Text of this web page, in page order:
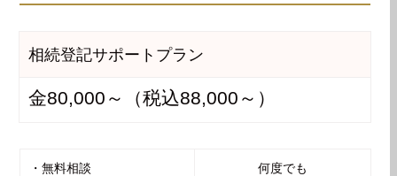
相続登記サポートプラン
金80,000～（税込88,000～）
・無料相談 何度でも